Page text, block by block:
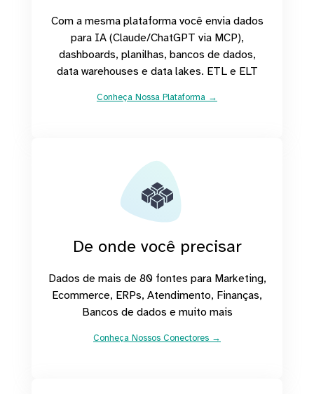
Com a mesma plataforma você envia dados
para IA (Claude/ChatGPT via MCP),
dashboards, planilhas, bancos de dados,
data warehouses e data lakes. ETL e ELT
Conheça Nossa Plataforma →
De onde você precisar
Dados de mais de 80 fontes para Marketing,
Ecommerce, ERPs, Atendimento, Finanças,
Bancos de dados e muito mais
Conheça Nossos Conectores →